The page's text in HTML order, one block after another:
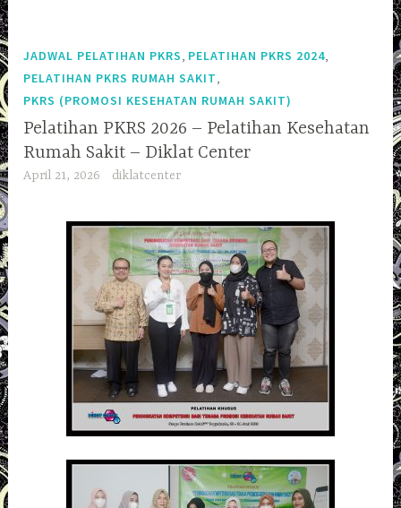
JADWAL PELATIHAN PKRS PELATIHAN PKRS 2024
PELATIHAN PKRS RUMAH SAKIT
PKRS (PROMOSI KESEHATAN RUMAH SAKIT)
Pelatihan PKRS 2026 – Pelatihan Kesehatan
Rumah Sakit – Diklat Center
April 21, 2026 diklatcenter